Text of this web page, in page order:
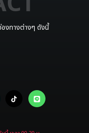
งทางต่างๆ ดังนี้